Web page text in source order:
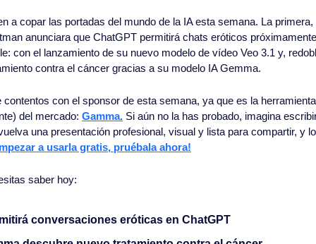
a copar las portadas del mundo de la IA esta semana. La
anunciara que ChatGPT permitirá chats eróticos
con el lanzamiento de su nuevo modelo de vídeo Veo 3.1 y,
contra el cáncer gracias a su modelo IA Gemma.
con el sponsor de esta semana, ya que es la
del mercado: Gamma. Si aún no la has probado, imagina
una presentación profesional, visual y lista para compartir, y
a usarla gratis, pruébala ahora!
saber hoy:
conversaciones eróticas en ChatGPT